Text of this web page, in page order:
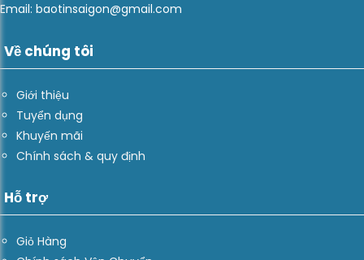
Email: baotinsaigon@gmail.com
Về chúng tôi
Giới thiệu
Tuyển dụng
Khuyến mãi
Chính sách & quy định
Hỗ trợ
Giỏ Hàng